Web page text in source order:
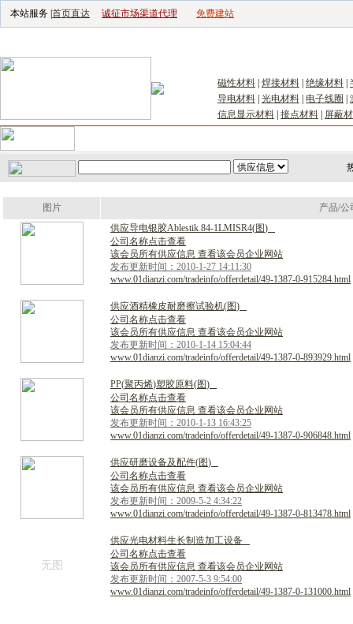
本站服务 | 首页直达 诚征市场渠道代理 免费建站
磁性材料 焊接材料 绝缘材料
导电材料 光电材料 电子线圈
信息显示材料 接点材料 屏蔽
图片
产品/公
供应导电银胶Ablestik 84-1LMISR4(图)
公司名称点击查看
该会员所有供应信息 查看该会员企业网站
发布更新时间：2010-1-27 14:11:30
www.01dianzi.com/tradeinfo/offerdetail/49-1387-0-915284.html
供应酒精橡皮耐磨擦试验机(图)
公司名称点击查看
该会员所有供应信息 查看该会员企业网站
发布更新时间：2010-1-14 15:04:44
www.01dianzi.com/tradeinfo/offerdetail/49-1387-0-893929.html
PP(聚丙烯)塑胶原料(图)
公司名称点击查看
该会员所有供应信息 查看该会员企业网站
发布更新时间：2010-1-13 16:43:25
www.01dianzi.com/tradeinfo/offerdetail/49-1387-0-906848.html
供应研磨设备及配件(图)
公司名称点击查看
该会员所有供应信息 查看该会员企业网站
发布更新时间：2009-5-2 4:34:22
www.01dianzi.com/tradeinfo/offerdetail/49-1387-0-813478.html
无图
供应光电材料生长制 造加工设备
公司名称点击查看
该会员所有供应信息 查看该会员企业网站
发布更新时间：2007-5-3 9:54:00
www.01dianzi.com/tradeinfo/offerdetail/49-1387-0-131000.html